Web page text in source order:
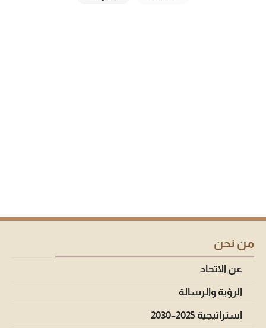
من نحن
عن الاتحاد
الرؤية والرسالة
استراتيجية 2025–2030